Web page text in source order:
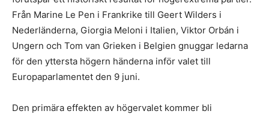
Från Marine Le Pen i Frankrike till Geert Wilders i
Nederländerna, Giorgia Meloni i Italien, Viktor Orbán i
Ungern och Tom van Grieken i Belgien gnuggar ledarna
för den yttersta högern händerna inför valet till
Europaparlamentet den 9 juni.
Den primära effekten av högervalet kommer bli